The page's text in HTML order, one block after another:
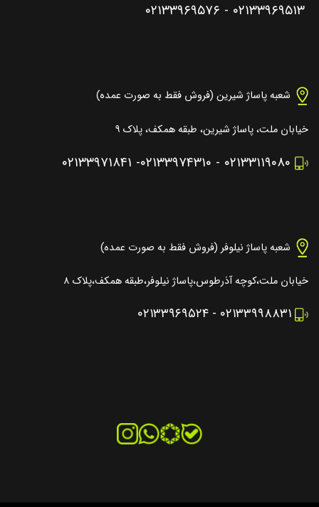
۰۲۱۳۳۹۶۹۵۱۳ - ۰۲۱۳۳۹۶۹۵۷۶
شعبه پاساژ شیرین (فروش فقط به صورت عمده)
خیابان ملت، پاساژ شیرین، طبقه همکف، پلاک ۹
۰۲۱۳۳۱۱۹۰۸۰ - ۰۲۱۳۳۹۷۴۳۱۰- ۰۲۱۳۳۹۷۱۸۴۱
شعبه پاساژ نیلوفر (فروش فقط به صورت عمده)
خیابان ملت،کوچه آذرطوس،پاساژ نیلوفر،طبقه همکف،پلاک ۸
۰۲۱۳۳۹۹۸۸۳۱ - ۰۲۱۳۳۹۶۹۵۲۴